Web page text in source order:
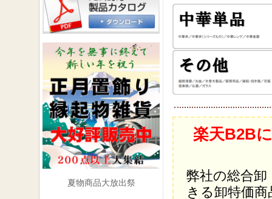
楽天B2B
弊社の総合
きる卸特価
夏物商品大放出祭